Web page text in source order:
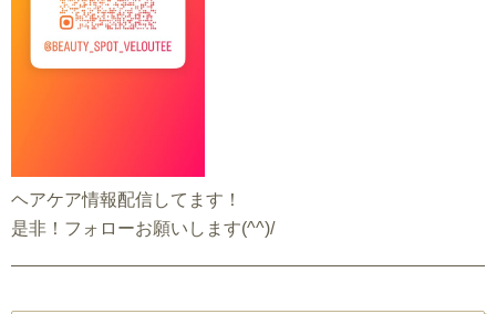
ヘアケア情報配信してます！
是非！フォローお願いします(^^)/